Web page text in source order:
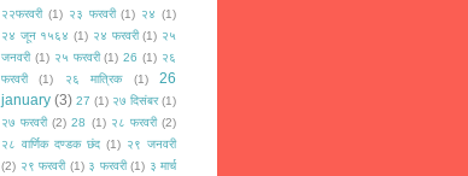
२२फरवरी (1) २३ फरवरी (1) २४ (1)
२४ जून १५६४ (1) २४ फरवरी (1) २५
जनवरी (1) २५ फरवरी (1) 26 (1) २६
फरवरी
(1) २६ मात्रिक (1)
26
january (3) 27 (1) २७ दिसंबर (1)
२७ फरवरी (2) 28 (1) २८ फरवरी (2)
२८ वार्णिक दण्डक छंद (1) २९ जनवरी
(2) २९ फरवरी (1) ३ फरवरी (1) ३ मार्च